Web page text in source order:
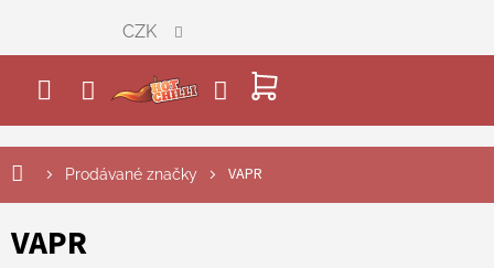
obsah
NÁKUPNÍ
KOŠÍK
CZK
Prodávané značky VAPR
VAPR